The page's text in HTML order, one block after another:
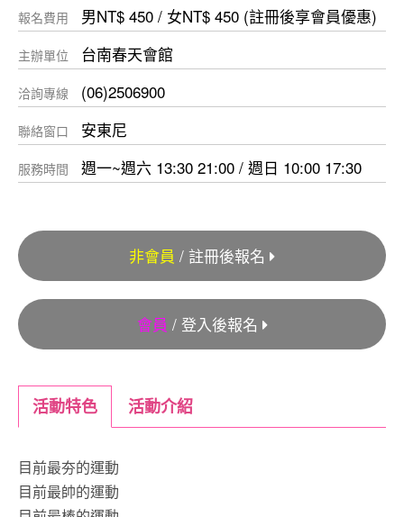
報名費用 男NT$ 450 / 女NT$ 450 (註冊後享會員優惠)
主辦單位 台南春天會館
洽詢專線 (06)2506900
聯絡窗口 安東尼
服務時間 週一~週六 13:30 21:00 / 週日 10:00 17:30
非會員 / 註冊後報名
會員 / 登入後報名
活動特色 活動介紹
目前最夯的運動
目前最帥的運動